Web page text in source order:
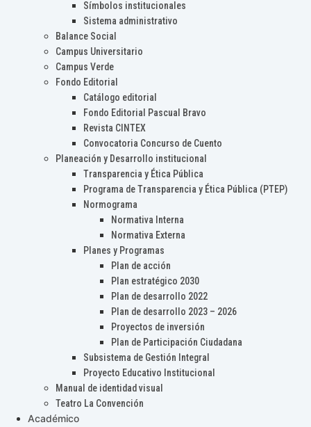
Símbolos institucionales
Sistema administrativo
Balance Social
Campus Universitario
Campus Verde
Fondo Editorial
Catálogo editorial
Fondo Editorial Pascual Bravo
Revista CINTEX
Convocatoria Concurso de Cuento
Planeación y Desarrollo institucional
Transparencia y Ética Pública
Programa de Transparencia y Ética Pública (PTEP)
Normograma
Normativa Interna
Normativa Externa
Planes y Programas
Plan de acción
Plan estratégico 2030
Plan de desarrollo 2022
Plan de desarrollo 2023 – 2026
Proyectos de inversión
Plan de Participación Ciudadana
Subsistema de Gestión Integral
Proyecto Educativo Institucional
Manual de identidad visual
Teatro La Convención
Académico